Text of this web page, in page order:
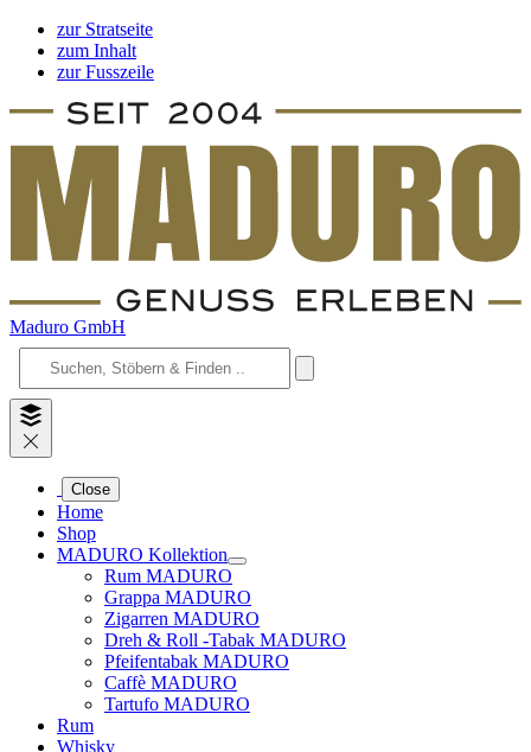
zur Stratseite
zum Inhalt
zur Fusszeile
Maduro GmbH
Close
Home
Shop
MADURO Kollektion
Rum MADURO
Grappa MADURO
Zigarren MADURO
Dreh & Roll -Tabak MADURO
Pfeifentabak MADURO
Caffè MADURO
Tartufo MADURO
Rum
Whisky